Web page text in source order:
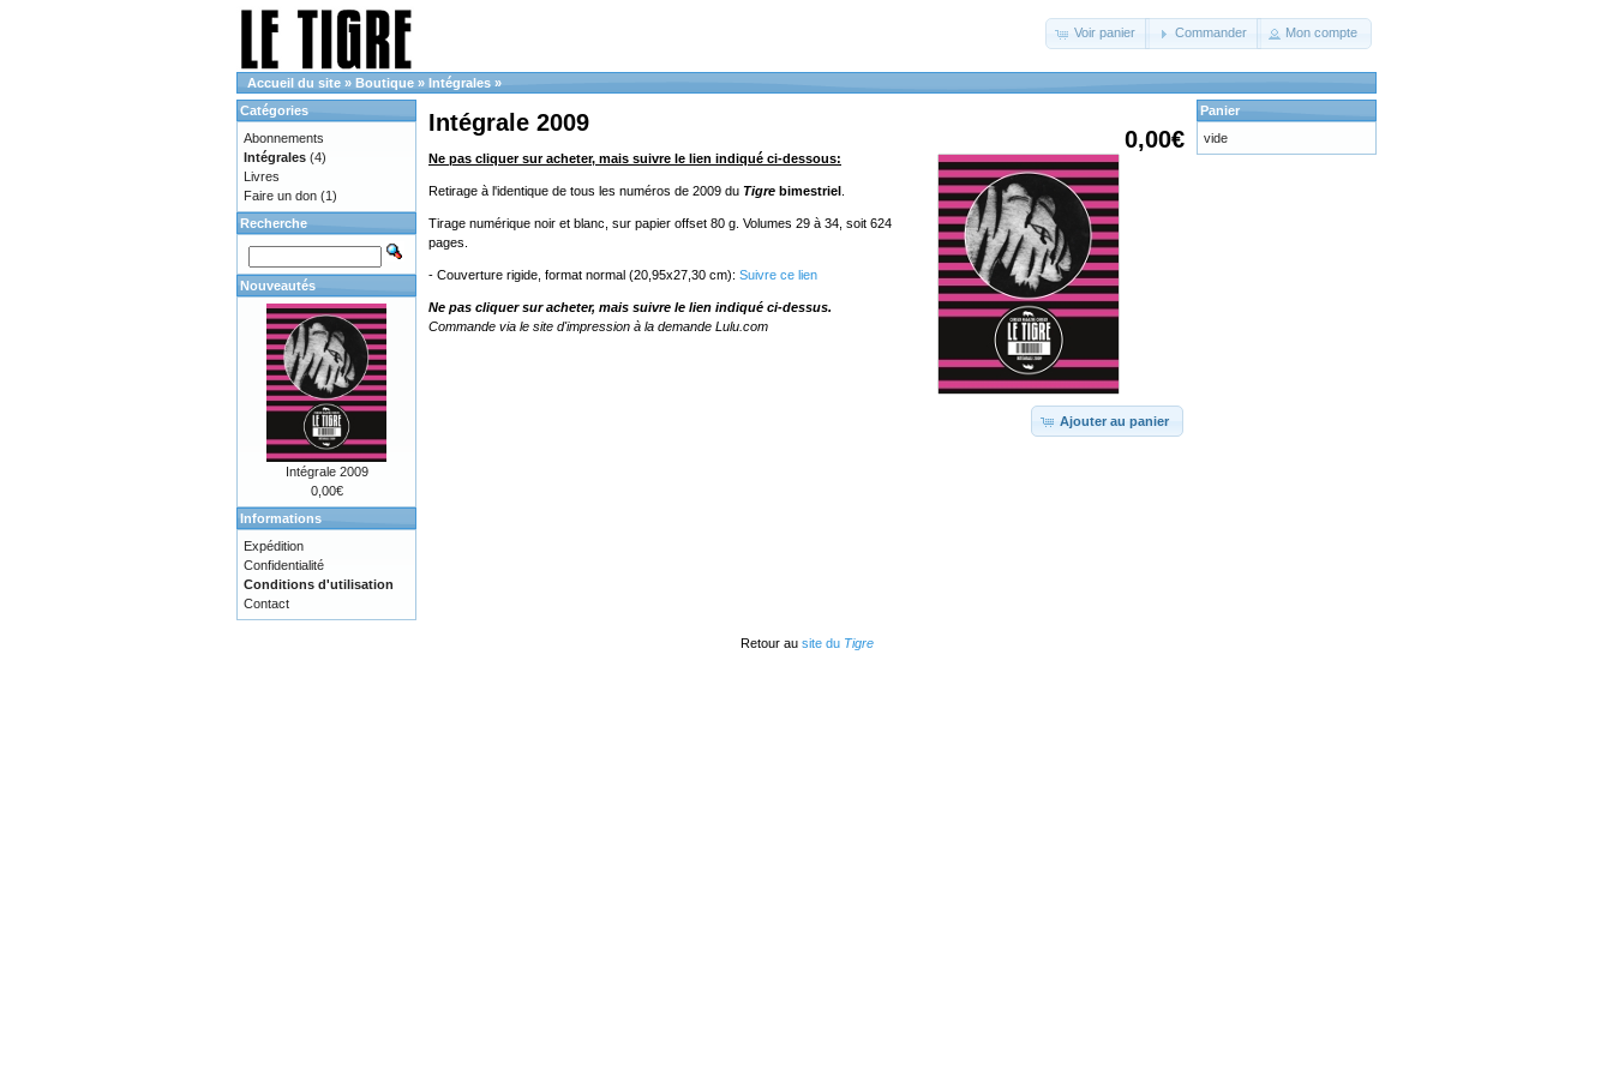
Voir panier Commander Mon compte
Accueil du site » Boutique » Intégrales »
0,00€
Intégrale 2009
Ne pas cliquer sur acheter, mais suivre le lien indiqué ci-dessous:
Retirage à l'identique de tous les numéros de 2009 du Tigre bimestriel
Tirage numérique noir et blanc, sur papier offset 80 g. Volumes 29 à 34, soit 624
pages.
- Couverture rigide, format normal (20,95x27,30 cm): Suivre ce lien
Ne pas cliquer sur acheter, mais suivre le lien indiqué ci-dessus.
Commande via le site d'impression à la demande Lulu.com
Ajouter au panier
Catégories
Abonnements
Intégrales (4)
Livres
Faire un don (1)
Recherche
Nouveautés
Intégrale 2009
0,00€
Informations
Expédition
Confidentialité
Conditions d'utilisation
Contact
Panier
vide
Retour au site du Tigre